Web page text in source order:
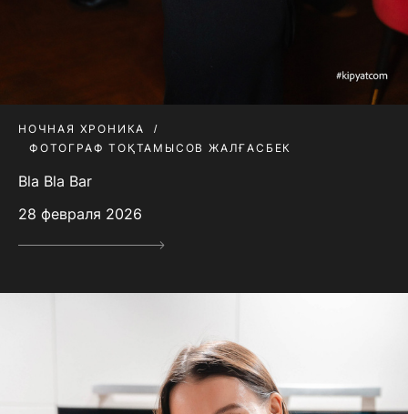
НОЧНАЯ ХРОНИКА
ФОТОГРАФ ТОҚТАМЫСОВ ЖАЛҒАСБЕК
Bla Bla Bar
28 февраля 2026